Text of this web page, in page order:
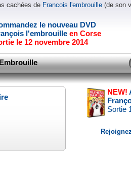
cachées de Francois l'embrouille (de son
le nouveau DVD
l'embrouille en Corse
le 12 novembre 2014
NEW!
Sortie